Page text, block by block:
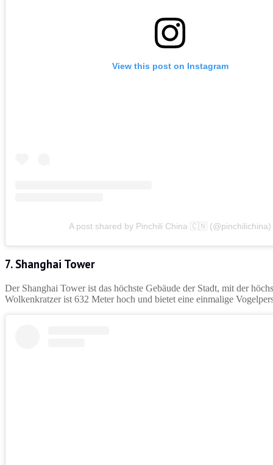
View this post on Instagram
A post shared by Pinchili China 🇨🇳 (@pinchilichina)
7. Shanghai Tower
Der Shanghai Tower ist das höchste Gebäude der Stadt, mit der
Wolkenkratzer ist 632 Meter hoch und bietet eine einmalige